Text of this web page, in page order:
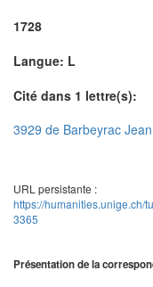
1728
Langue: L
Cité dans 1 lettre(s):
3929 de Barbeyrac
URL persistante :
https://humanities.unige.ch/
3365
Présentation de la